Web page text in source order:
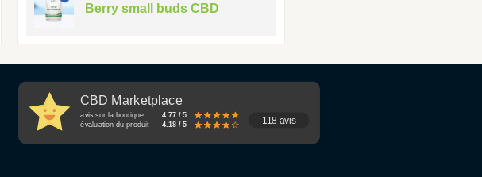
Berry small buds CBD
CBD Marketplace
avis sur la boutique
4.77 / 5
évaluation du produit
4.18 / 5 118 avis